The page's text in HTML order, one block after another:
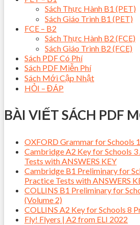
Sách Thực Hành B1 (PET)
Sách Giáo Trình B1 (PET)
FCE – B2
Sách Thực Hành B2 (FCE)
Sách Giáo Trình B2 (FCE)
Sách PDF Có Phí
Sách PDF Miễn Phí
Sách Mới Cập Nhật
HỎI – ĐÁP
BÀI VIẾT SÁCH PDF
OXFORD Grammar for Schools
Cambridge A2 Key for Schools
Tests with ANSWERS KEY
Cambridge B1 Preliminary for
Practice Tests with ANSWERS
COLLINS B1 Preliminary for
(Volume 2)
COLLINS A2 Key for Schools 8
Fly! Flyers | A2 from ELI 2022